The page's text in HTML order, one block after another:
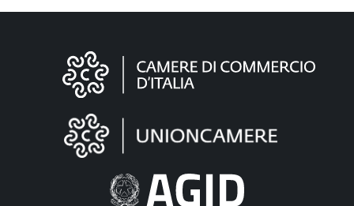
Informazioni
"Fattura
Elettronica"